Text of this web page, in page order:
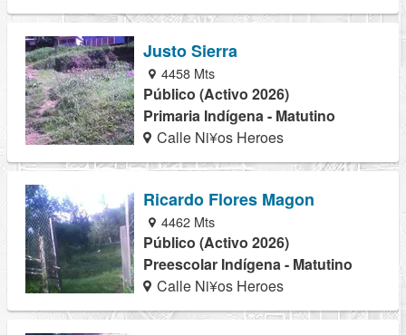
Justo Sierra
4458 Mts
Público (Activo 2026)
Primaria Indígena - Matutino
Calle Ni¥os Heroes
Ricardo Flores Magon
4462 Mts
Público (Activo 2026)
Preescolar Indígena - Matutino
Calle Ni¥os Heroes